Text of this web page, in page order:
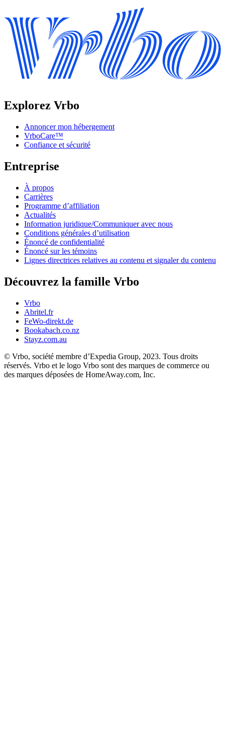
Explorez Vrbo
Annoncer mon hébergement
VrboCare™
Confiance et sécurité
Entreprise
À propos
Carrières
Programme d’affiliation
Actualités
Information juridique/Communiquer avec nous
Conditions générales d’utilisation
Énoncé de confidentialité
Énoncé sur les témoins
Lignes directrices relatives au contenu et signaler du contenu
Découvrez la famille Vrbo
Vrbo
Abritel.fr
FeWo-direkt.de
Bookabach.co.nz
Stayz.com.au
© Vrbo, société membre d’Expedia Group, 2023. Tous droits
réservés. Vrbo et le logo Vrbo sont des marques de commerce ou
des marques déposées de HomeAway.com, Inc.